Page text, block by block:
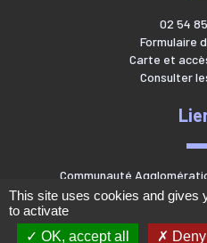
02 54
Formulaire
Carte et
Consulter
Communauté
This site uses cookies and gives
to activate
OK, accept all